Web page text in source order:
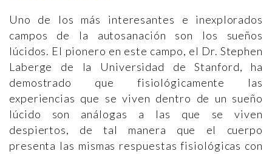
Uno de los más interesantes e inexplorados
campos de la autosanación son los sueños
lúcidos. El pionero en este campo, el Dr. Stephen
Laberge de la Universidad de Stanford, ha
demostrado que fisiológicamente las
experiencias que se viven dentro de un sueño
lúcido son análogas a las que se viven
despiertos, de tal manera que el cuerpo
presenta las mismas respuestas fisiológicas con